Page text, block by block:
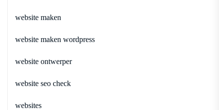
website maken
website maken wordpress
website ontwerper
website seo check
websites